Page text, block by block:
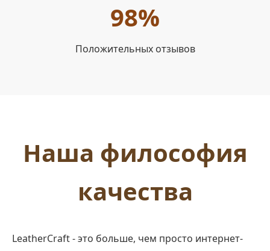
98%
Положительных отзывов
Наша философия
качества
LeatherCraft - это больше, чем просто интернет-